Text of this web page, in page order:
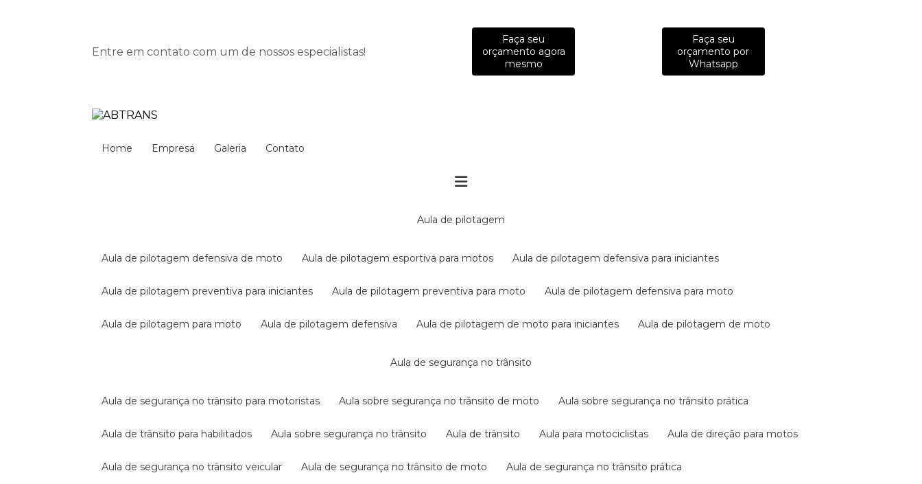
Entre em contato com um de nossos especialistas!
Faça seu
orçamento agora
mesmo
Faça seu
orçamento por
Whatsapp
Home Empresa Galeria Contato
aula de pilotagem
aula de pilotagem defensiva de moto aula de pilotagem esportiva para motos aula de pilotagem defensiva para iniciantes
aula de pilotagem preventiva para iniciantes aula de pilotagem preventiva para moto aula de pilotagem defensiva para moto
aula de pilotagem para moto aula de pilotagem defensiva aula de pilotagem de moto para iniciantes aula de pilotagem de moto
aula de segurança no trânsito
aula de segurança no trânsito para motoristas aula sobre segurança no trânsito de moto aula sobre segurança no trânsito prática
aula de trânsito para habilitados aula sobre segurança no trânsito aula de trânsito aula para motociclistas aula de direção para motos
aula de segurança no trânsito veicular aula de segurança no trânsito de moto aula de segurança no trânsito prática